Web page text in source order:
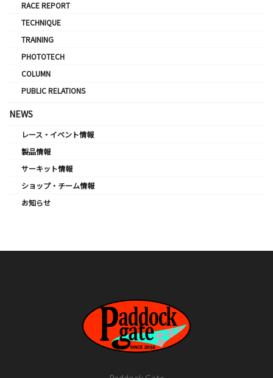
RACE REPORT
TECHNIQUE
TRAINING
PHOTOTECH
COLUMN
PUBLIC RELATIONS
NEWS
レース・イベント情報
製品情報
サーキット情報
ショップ・チーム情報
お知らせ